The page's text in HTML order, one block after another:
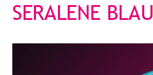
SERALENE BLAU